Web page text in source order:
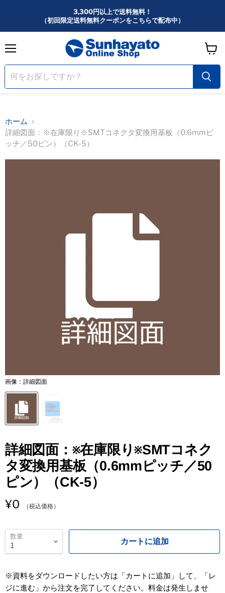
3,300円以上で送料無料！
（初回限定送料無料クーポンをこちらで配布中）
ニ
ュ
ー
ー
ト
を
ホーム
詳細図面：※在庫限り※SMTコネクタ変換用基板（0.6mmピ
ッチ／50ピン）（CK-5）
画像：詳細図面
詳細図面：※在庫限り※SMTコネク
タ変換用基板（0.6mmピッチ／50
ピン）（CK-5）
¥0 （税込価格）
数量
カートに追加
※資料をダウンロードしたい方は「カートに追加」して、「レ
ジに進む」から注文を完了してください。料金は発生しませ